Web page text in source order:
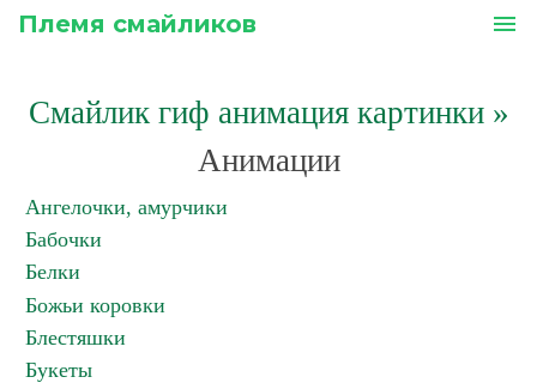
Племя смайликов menu
Смайлик гиф анимация картинки»
Анимации
Ангелочки, амурчики
Бабочки
Белки
Божьи коровки
Блестяшки
Букеты